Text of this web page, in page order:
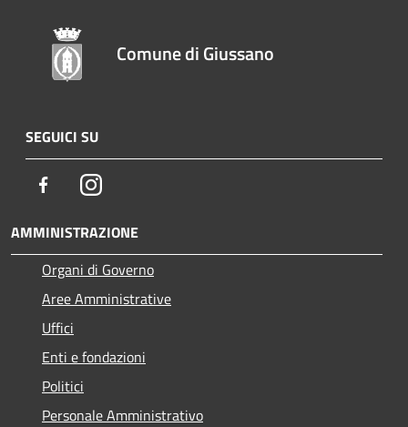
Comune di Giussano
SEGUICI SU
FacebookInstagram
AMMINISTRAZIONE
Organi di Governo
Aree Amministrative
Uffici
Enti e fondazioni
Politici
Personale Amministrativo